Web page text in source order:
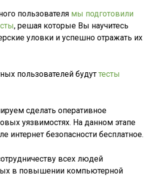
пользователя мы подготовили
, решая которые Вы научитесь
уловки и успешно отражать их
пользователей будуттесты
сделать оперативное
уязвимостях. На данном этапе
интернет безопасности бесплатное.
всех людей
в повышении компьютерной